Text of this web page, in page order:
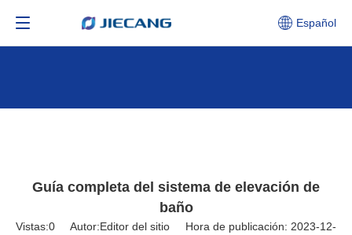
Español
Guía completa del sistema de elevación de
baño
Vistas:0 Autor:Editor del sitio Hora de publicación: 2023-12-